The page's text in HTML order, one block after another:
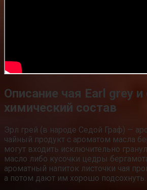
Описание чая Earl grey и
химический состав
Эрл грей (в народе Седой Граф) —
чайный продукт с ароматом масла
могут входить исключительно
масло либо кусочки цедры
ароматный напиток листочки чая
а потом дают им хорошо подсохнуть.